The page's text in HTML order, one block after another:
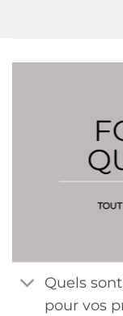
Quels
pour vos